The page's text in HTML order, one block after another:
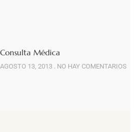
Consulta Médica
AGOSTO 13, 2013 NO HAY COMENTARIOS